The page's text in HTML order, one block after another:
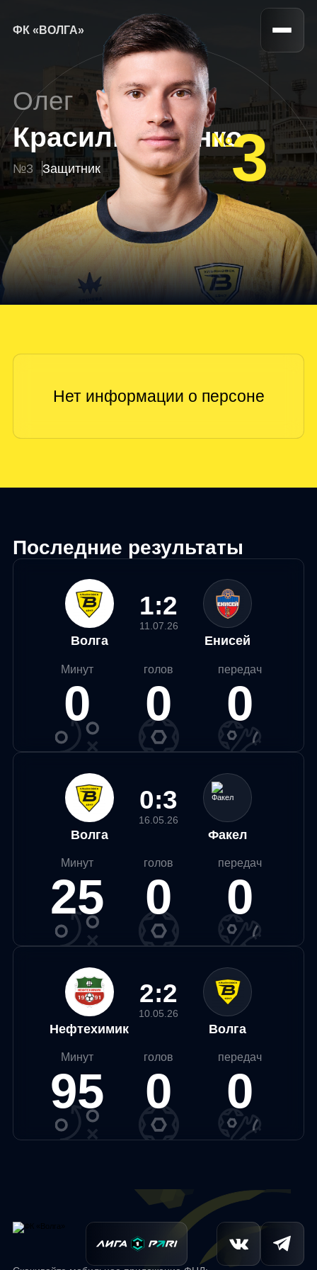
ФК «ВОЛГА»
Олег
Красильниченко
№3 Защитник 3
Последние результаты
Волга
1:2
11.07.26
Енисей
Минут
0
голов
0
передач
0
Волга
0:3
16.05.26
Факел
Минут
25
голов
0
передач
0
Нефтехимик
2:2
10.05.26
Волга
Минут
95
голов
0
передач
0